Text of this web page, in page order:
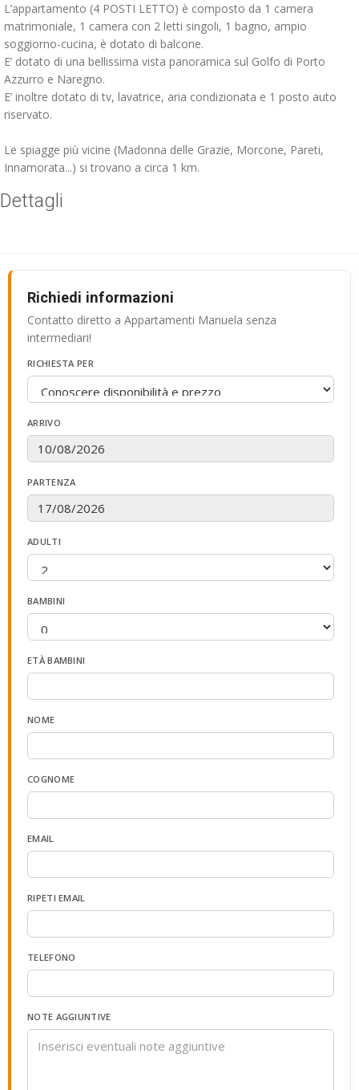
L’appartamento (4 POSTI LETTO) è composto da 1 camera
matrimoniale, 1 camera con 2 letti singoli, 1 bagno, ampio
soggiorno-cucina, è dotato di balcone.
E’ dotato di una bellissima vista panoramica sul Golfo di Porto
Azzurro e Naregno.
E’ inoltre dotato di tv, lavatrice, aria condizionata e 1 posto auto
riservato.
Le spiagge più vicine (Madonna delle Grazie, Morcone, Pareti,
Innamorata...) si trovano a circa 1 km.
Dettagli
Richiedi informazioni
Contatto diretto a Appartamenti Manuela senza
intermediari!
RICHIESTA PER
ARRIVO
PARTENZA
ADULTI
BAMBINI
ETÀ BAMBINI
NOME
COGNOME
EMAIL
RIPETI EMAIL
TELEFONO
NOTE AGGIUNTIVE